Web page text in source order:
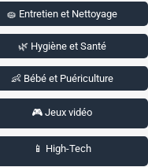
🧽 Entretien et Nettoyage
🌿 Hygiène et Santé
👶 Bébé et Puériculture
🎮 Jeux vidéo
📱 High-Tech